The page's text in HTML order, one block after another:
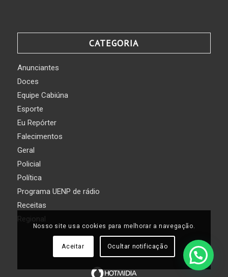
CATEGORIA
Anunciantes
Doces
Equipe Cabiúna
Esporte
Eu Repórter
Falecimentos
Geral
Policial
Política
Programa UENP de rádio
Receitas
Regional
Nosso site usa cookies para melhorar a navegação.
Aceitar Ocultar notificação